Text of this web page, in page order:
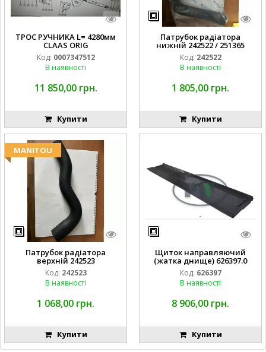
ТРОС РУЧНИКА L= 4280мм
CLAAS ORIG
Код: 0007347512
В наявності
11 850,00 грн.
Купити
Патрубок радіатора
нижній 242522 / 251365
Код: 242522
В наявності
1 805,00 грн.
Купити
MANITOU
Патрубок радіатора
верхній 242523
Код: 242523
В наявності
1 068,00 грн.
Купити
Щиток направляючий
(жатка днище) 626397.0
Код: 626397
В наявності
8 906,00 грн.
Купити